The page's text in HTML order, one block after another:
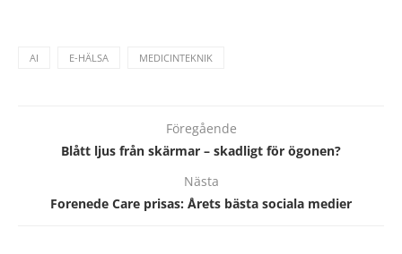
AI E-HÄLSA MEDICINTEKNIK
Föregående
Blått ljus från skärmar – skadligt för ögonen?
Nästa
Forenede Care prisas: Årets bästa sociala medier